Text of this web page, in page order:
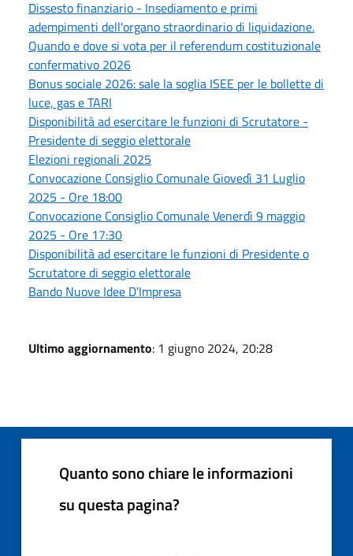
Dissesto finanziario - Insediamento e primi
adempimenti dell'organo straordinario di liquidazione.
Quando e dove si vota per il referendum costituzionale
confermativo 2026
Bonus sociale 2026: sale la soglia ISEE per le bollette di
luce, gas e TARI
Disponibilità ad esercitare le funzioni di Scrutatore -
Presidente di seggio elettorale
Elezioni regionali 2025
Convocazione Consiglio Comunale Giovedì 31 Luglio
2025 - Ore 18:00
Convocazione Consiglio Comunale Venerdì 9 maggio
2025 - Ore 17:30
Disponibilità ad esercitare le funzioni di Presidente o
Scrutatore di seggio elettorale
Bando Nuove Idee D'Impresa
Ultimo aggiornamento: 1 giugno 2024, 20:28
Quanto sono chiare le informazioni
su questa pagina?